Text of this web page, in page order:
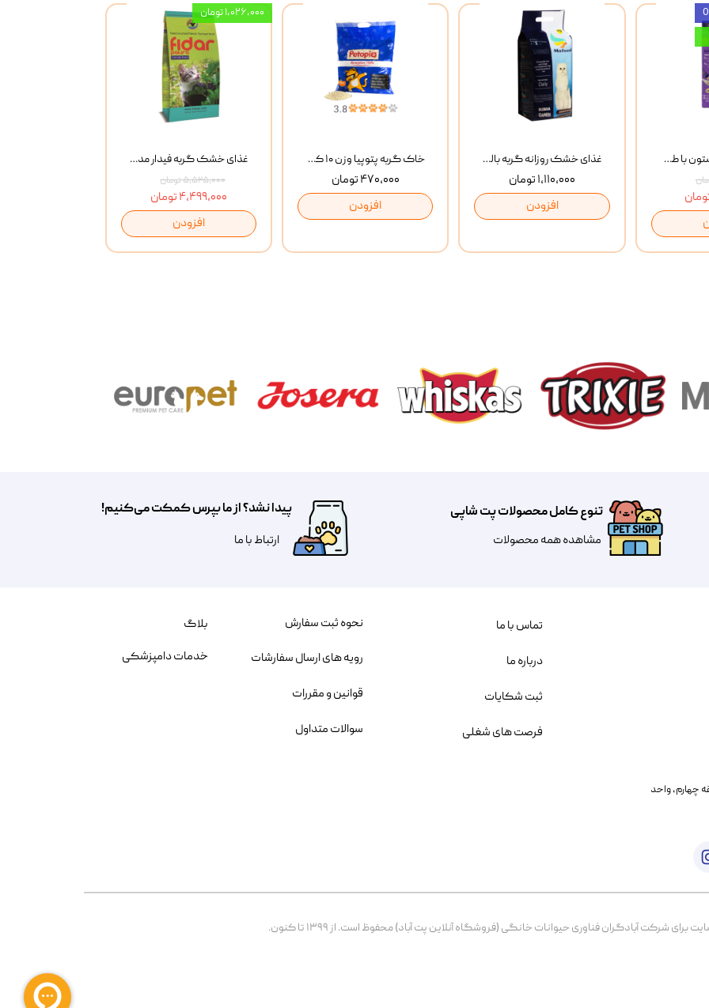
غذای خشک گربه فیدار مدل Adult وزن 10 کیلوگرم
۵,۵۲۵,۰۰۰ تومان
۴,۴۹۹,۰۰۰ تومان
افزودن
۱,۰۲۶,۰۰۰ تومان
خاک گربه پتوپیا وزن ۱۰ کیلوگرم
۴۷۰,۰۰۰ تومان
افزودن
غذای خشک روزانه گربه بالغ مفید MoFeed Adult Daily Cat Food وزن 2 کیلوگرم
۱,۱۱۰,۰۰۰ تومان
افزودن
بستنی گربه وینستون با طعم مرغ و ماهی Winstone Chicken & Fish بسته 8 عددی
تنوع کامل محصولات پت شاپی
مشاهده همه محصولات
پیدا نشد؟ از ما بپرس کمکت می‌کنیم!
​​​ارتباط با ما
خیابان بنی هاشم پلاک ۲۰۲ ، طبقه چهارم، واحد
شرکت آبادگران فناوری حیوانات خانگی (فروشگاه آنلاین پت آباد) محفوظ است. از ۱۳۹۹ تا کنون.
نحوه ثبت سفارش
رویه های ارسال سفارشات
قوانین و مقررات
سوالات متداول
تماس با ما
درباره ما
ثبت شکایات
فرصت های شغلی
بلاگ
خدمات دامپزشکی